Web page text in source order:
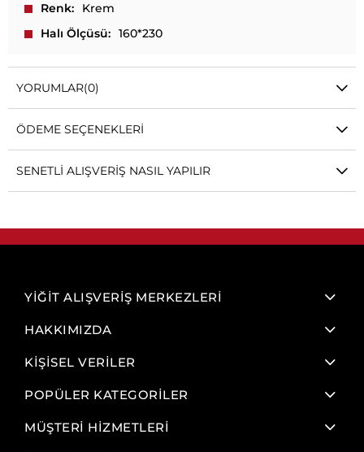
Renk
Krem
Halı Ölçüsü
160*230
YORUMLAR(0)
ÖDEME SEÇENEKLERI
SENETLI ALIŞVERIŞ NASIL YAPILIR
YİĞİT ALIŞVERİŞ MERKEZLERİ
HAKKIMIZDA
KİŞİSEL VERİLER
POPÜLER KATEGORİLER
MÜŞTERİ HİZMETLERİ